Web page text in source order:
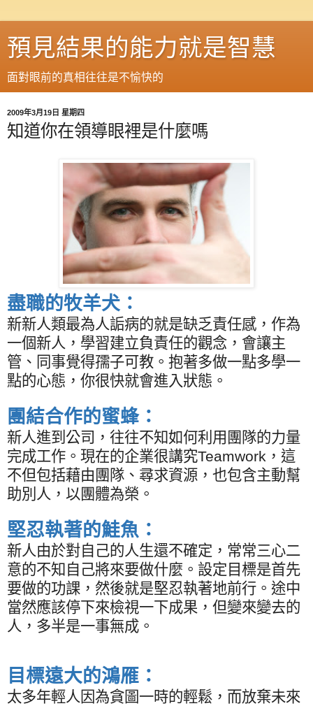
預見結果的能力就是智慧
面對眼前的真相往往是不愉快的
2009年3月19日 星期四
知道你在領導眼裡是什麼嗎
盡職的牧羊犬：
新新人類最為人詬病的就是缺乏責任感，作為
一個新人，學習建立負責任的觀念，會讓主
管、同事覺得孺子可教。抱著多做一點多學一
點的心態，你很快就會進入狀態。
團結合作的蜜蜂：
新人進到公司，往往不知如何利用團隊的力量
完成工作。現在的企業很講究Teamwork ，這
不但包括藉由團隊、尋求資源，也包含主動幫
助別人，以團體為榮。
堅忍執著的鮭魚：
新人由於對自己的人生還不確定，常常三心二
意的不知自己將來要做什麼。設定目標是首先
要做的功課，然後就是堅忍執著地前行。途中
當然應該停下來檢視一下成果，但變來變去的
人，多半是一事無成。
目標遠大的鴻雁：
太多年輕人因為貪圖一時的輕鬆，而放棄未來